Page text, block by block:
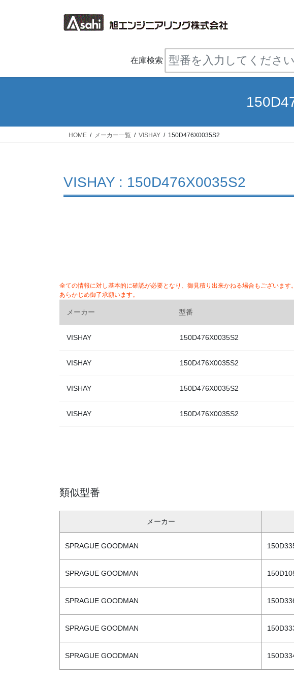
ス
ン
在庫検索
HOME メーカー一覧 VISHAY 150D476X0035S2
VISHAY : 150D476X0035S2
全ての情報に対し基本的に確認が必要となり、御見積り出来かねる場合もございます。
あらかじめ御了承願います。
メーカー 型番
VISHAY 150D476X0035S2
VISHAY 150D476X0035S2
VISHAY 150D476X0035S2
VISHAY 150D476X0035S2
類似型番
メーカー
SPRAGUE GOODMAN
SPRAGUE GOODMAN
SPRAGUE GOODMAN
SPRAGUE GOODMAN
SPRAGUE GOODMAN